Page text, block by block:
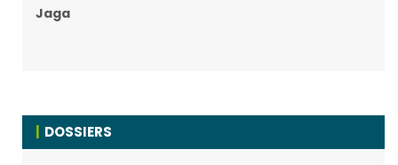
Jaga
DOSSIERS